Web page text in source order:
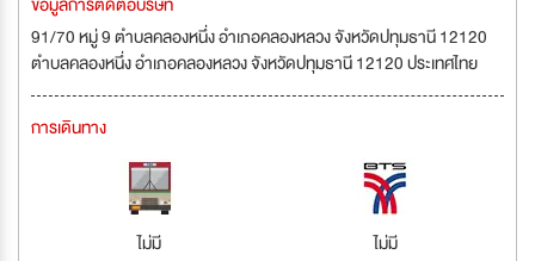
91/70 หมู่ 9 ตำบลคลองหนึ่ง อำเภอคลองหลวง จังหวัดปทุมธานี 12120
ตำบลคลองหนึ่ง อำเภอคลองหลวง จังหวัดปทุมธานี 12120 ประเทศไทย
การเดินทาง
ไม่มี ไม่มี